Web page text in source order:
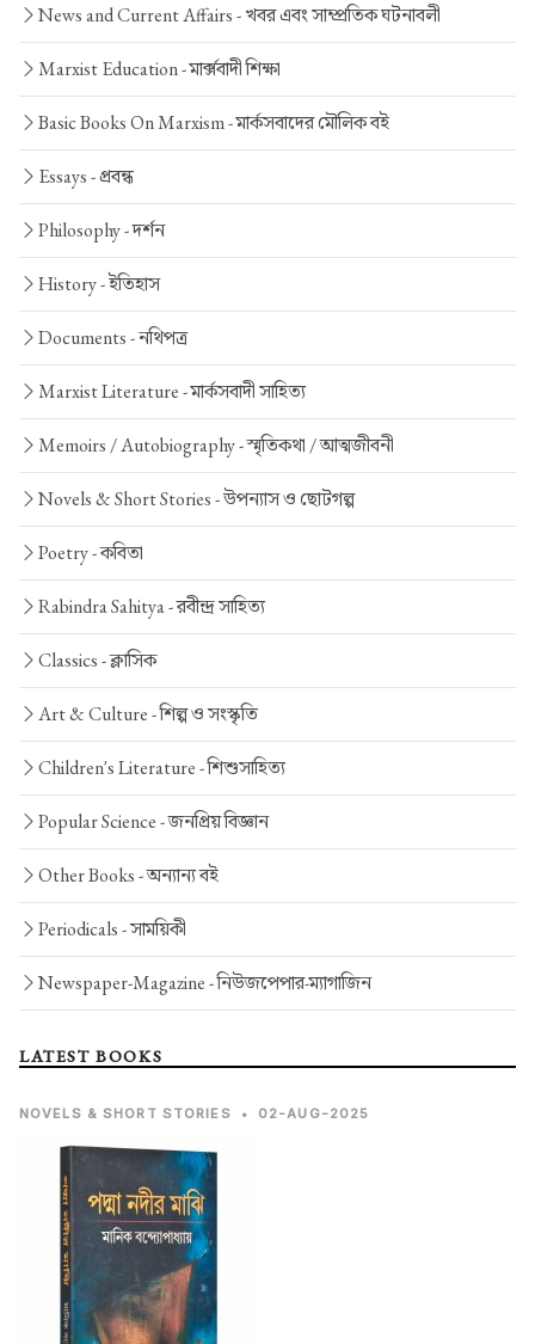
News and Current Affairs -খবর এবং সাম্প্রতিক ঘটনাবলী
Marxist Education -মার্ক্সবাদী শিক্ষা
Basic Books On Marxism -মার্কসবাদের মৌলিক বই
Essays -প্রবন্ধ
Philosophy -দর্শন
History -ইতিহাস
Documents -নথিপত্র
Marxist Literature -মার্কসবাদী সাহিত্য
Memoirs / Autobiography -স্মৃতিকথা / আত্মজীবনী
Novels & Short Stories -উপন্যাস ও ছোটগল্প
Poetry -কবিতা
Rabindra Sahitya -রবীন্দ্র সাহিত্য
Classics -ক্লাসিক
Art & Culture -শিল্প ও সংস্কৃতি
Children's Literature -শিশুসাহিত্য
Popular Science -জনপ্রিয় বিজ্ঞান
Other Books -অন্যান্য বই
Periodicals -সাময়িকী
Newspaper-Magazine -নিউজপেপার-ম্যাগাজিন
LATEST BOOKS
NOVELS & SHORT STORIES • 02-AUG-2025